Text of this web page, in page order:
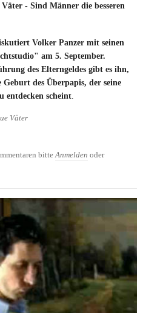
- Sind Männer die besseren
Volker Panzer mit seinen
am 5. September.
des Elterngeldes gibt es ihn,
Geburt des Überpapis, der seine
entdecken scheint
Väter
Die neuen Väter - Sind Männer die
bitte Anmelden oder